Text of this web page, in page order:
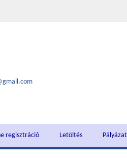
regisztráció Letöltés Pályázat